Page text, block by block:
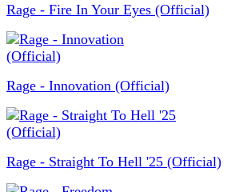
Rage - Fire In Your Eyes (Official)
Rage - Innovation (Official)
Rage - Straight To Hell '25 (Official)